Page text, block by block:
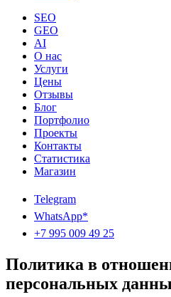
SEO
GEO
AI
О нас
Услуги
Цены
Отзывы
Блог
Портфолио
Проекты
Контакты
Статистика
Магазин
Telegram
WhatsApp*
+7 995 009 49 25
Политика в
персональных